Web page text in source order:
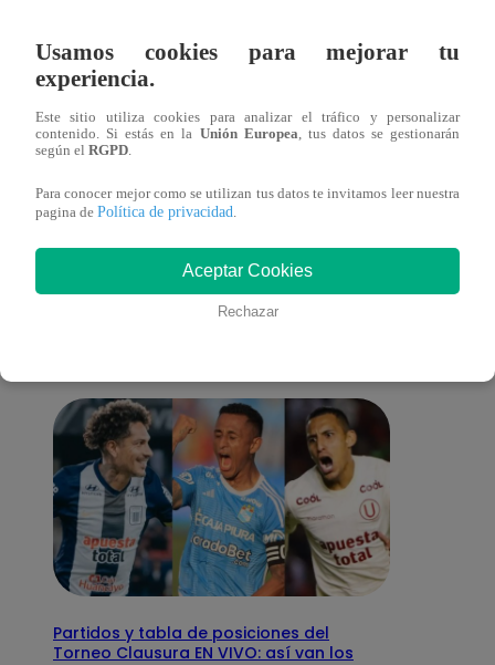
Congreso: proponen que el aumento del
salario presidencial se aplique desde 2026
También te puede
interesar
Partidos y tabla de posiciones del
Torneo Clausura EN VIVO: así van los
Usamos cookies para mejorar tu
experiencia.
Este sitio utiliza cookies para analizar el tráfico y personalizar
contenido. Si estás en la Unión Europea , tus datos se gestionarán
según el RGPD
Para conocer mejor como se utilizan tus datos te invitamos leer nuestra
pagina de Política de privacidad
Aceptar Cookies
Rechazar